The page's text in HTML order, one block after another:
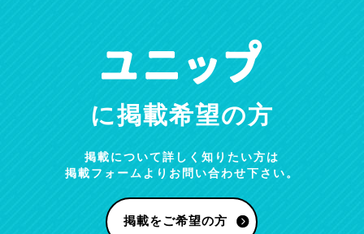
に掲載希望の方
掲載について詳しく知りたい方は
掲載フォームよりお問い合わせ下さい。
掲載をご希望の方